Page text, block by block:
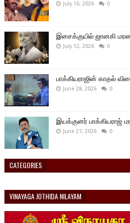
July 16, 2026 0
இசைக்குயில் ஜானகி
July 12, 2026 0
பாக்கியராஜின் காதல்
June 28, 2026 0
இயக்குனர் பாக்கியராஜ்
June 27, 2026 0
CATEGORIES
VINAYAGA JOTHIDA NILAYAM